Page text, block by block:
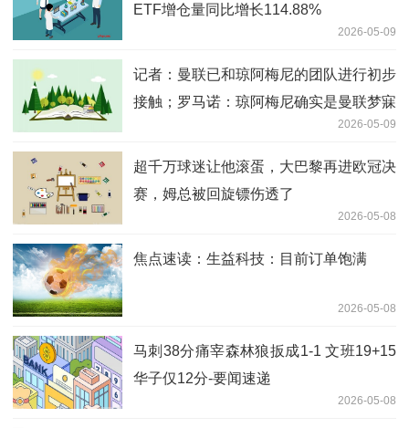
ETF增仓量同比增长114.88%
2026-05-09
记者：曼联已和琼阿梅尼的团队进行初步
接触；罗马诺：琼阿梅尼确实是曼联梦寐
2026-05-09
超千万球迷让他滚蛋，大巴黎再进欧冠决
赛，姆总被回旋镖伤透了
2026-05-08
焦点速读：生益科技：目前订单饱满
2026-05-08
马刺38分痛宰森林狼扳成1-1 文班19+15
华子仅12分-要闻速递
2026-05-08